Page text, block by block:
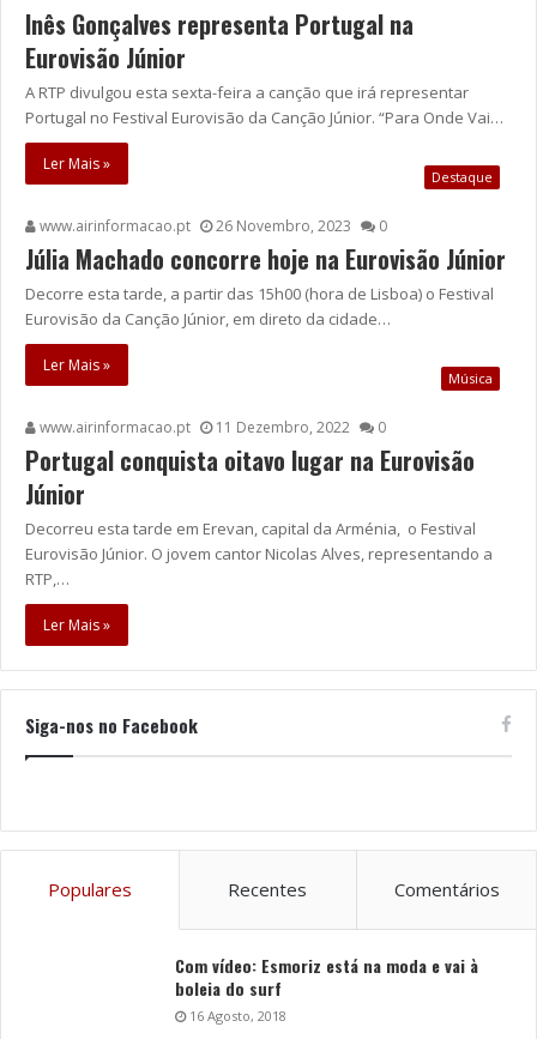
Inês Gonçalves representa Portugal na
Eurovisão Júnior
A RTP divulgou esta sexta-feira a canção que irá representar
Portugal no Festival Eurovisão da Canção Júnior. “Para Onde Vai…
Ler Mais »
Destaque
www.airinformacao.pt 26 Novembro, 2023 0
Júlia Machado concorre hoje na Eurovisão Júnior
Decorre esta tarde, a partir das 15h00 (hora de Lisboa) o Festival
Eurovisão da Canção Júnior, em direto da cidade…
Ler Mais »
Música
www.airinformacao.pt 11 Dezembro, 2022 0
Portugal conquista oitavo lugar na Eurovisão
Júnior
Decorreu esta tarde em Erevan, capital da Arménia, o Festival
Eurovisão Júnior. O jovem cantor Nicolas Alves, representando a
RTP,…
Ler Mais »
Siga-nos no Facebook
Populares Recentes Comentários
Com vídeo: Esmoriz está na moda e vai à
boleia do surf
16 Agosto, 2018